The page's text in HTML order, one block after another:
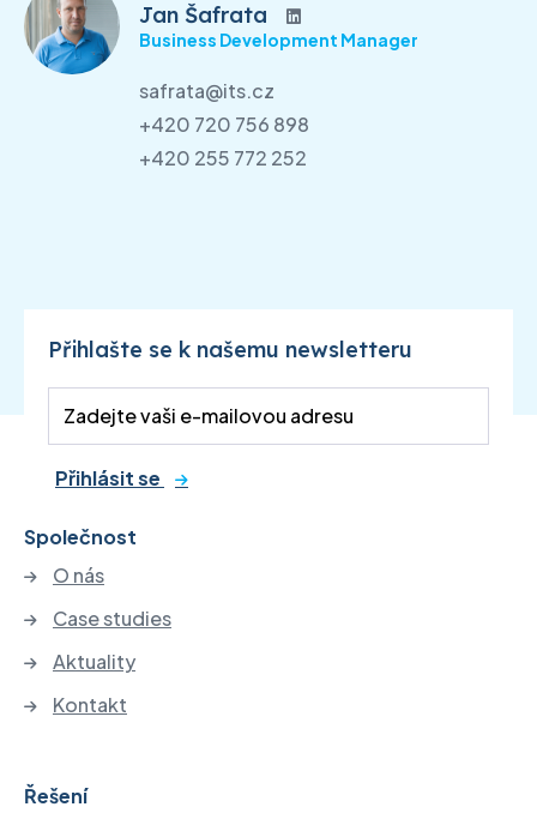
Jan Šafrata
Business Development Manager
safrata@its.cz
+420 720 756 898
+420 255 772 252
Přihlašte se k našemu newsletteru
Přihlásit se
Společnost
O nás
Case studies
Aktuality
Kontakt
Řešení